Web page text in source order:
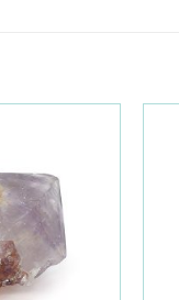
lista de
deseos